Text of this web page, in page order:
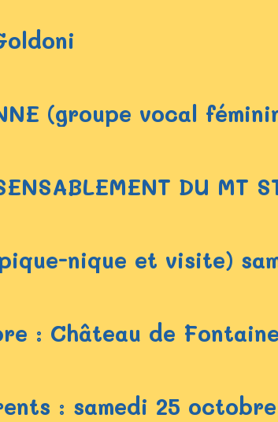
(groupe vocal
DU MT
nique et visite)
: Château de
: samedi 25